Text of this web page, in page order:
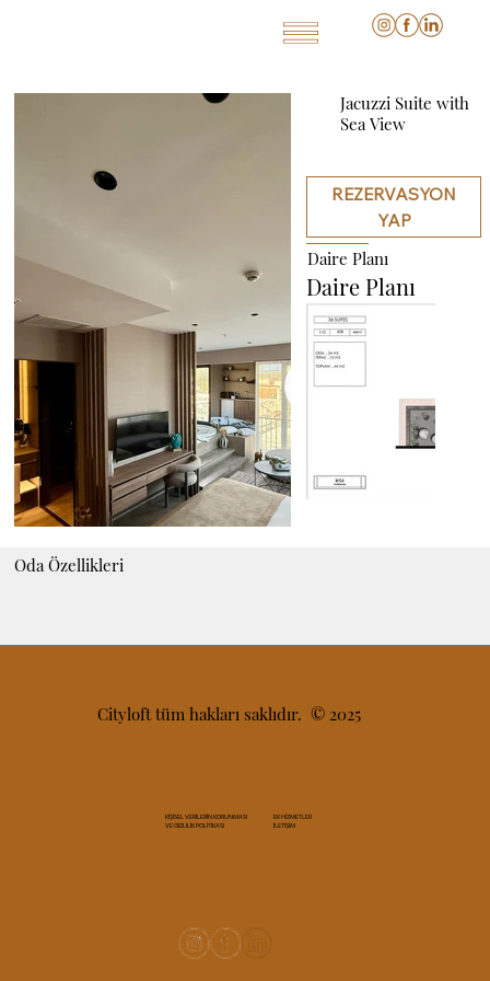
Jacuzzi Suite with
Sea View
REZERVASYON
YAP
Daire Planı
Daire Planı
Oda Özellikleri
Cityloft tüm hakları saklıdır. © 2025
KİŞİSEL VERİLERİN KORUNMASI
VE GİZLİLİK POLİTİKASI
EK HİZMETLER
İLETİŞİM